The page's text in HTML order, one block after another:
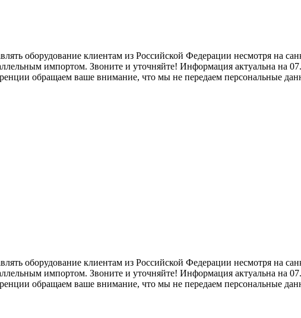
оборудование клиентам из Российской Федерации несмотря на
импортом. Звоните и уточняйте! Информация актуальна на
обращаем ваше внимание, что мы не передаем персональные
оборудование клиентам из Российской Федерации несмотря на
импортом. Звоните и уточняйте! Информация актуальна на
обращаем ваше внимание, что мы не передаем персональные